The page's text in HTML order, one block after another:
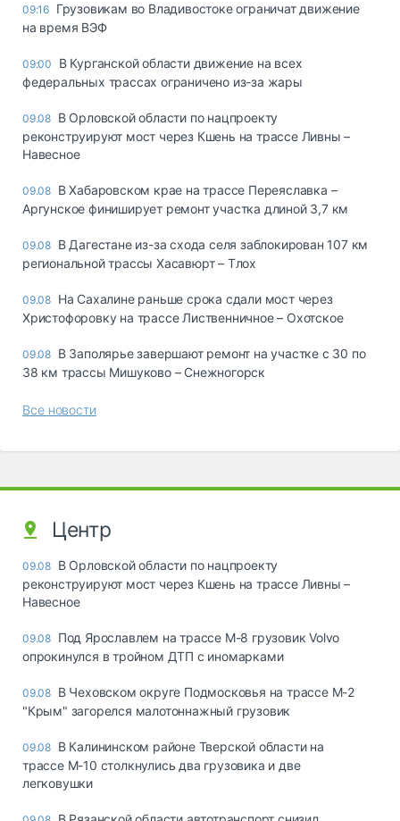
09:16 Грузовикам во Владивостоке ограничат движение
на время ВЭФ
09:00
В Курганской области движение на всех
федеральных трассах ограничено из-за жары
09.08 В Орловской области по нацпроекту
реконструируют мост через Кшень на трассе Ливны –
Навесное
09.08 В Хабаровском крае на трассе Переяславка –
Аргунское финиширует ремонт участка длиной 3,7 км
09.08 В Дагестане из-за схода селя заблокирован 107 км
региональной трассы Хасавюрт – Тлох
09.08 На Сахалине раньше срока сдали мост через
Христофоровку на трассе Лиственничное – Охотское
09.08 В Заполярье завершают ремонт на участке с 30 по
38 км трассы Мишуково – Снежногорск
Все новости
Центр
09.08 В Орловской области по нацпроекту
реконструируют мост через Кшень на трассе Ливны –
Навесное
09.08 Под Ярославлем на трассе М-8 грузовик Volvo
опрокинулся в тройном ДТП с иномарками
09.08 В Чеховском округе Подмосковья на трассе М-2
"Крым" загорелся малотоннажный грузовик
09.08 В Калининском районе Тверской области на
трассе М-10 столкнулись два грузовика и две
легковушки